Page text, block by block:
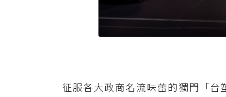
征服各大政商名流味蕾的獨門「